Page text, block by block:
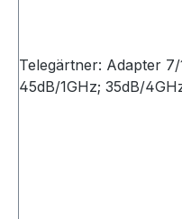
Telegärtner: Adapter 7/16 auf N,